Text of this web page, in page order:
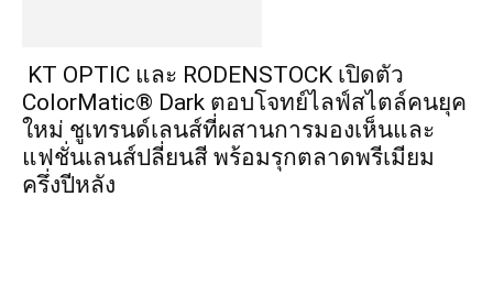
KT OPTIC และ RODENSTOCK เปิดตัว
ColorMatic® Dark ตอบโจทย์ไลฟ์สไตล์คนยุค
ใหม่ ชูเทรนด์เลนส์ที่ผสานการมองเห็นและ
แฟชั่นเลนส์ปลี่ยนสี พร้อมรุกตลาดพรีเมียม
ครึ่งปีหลัง